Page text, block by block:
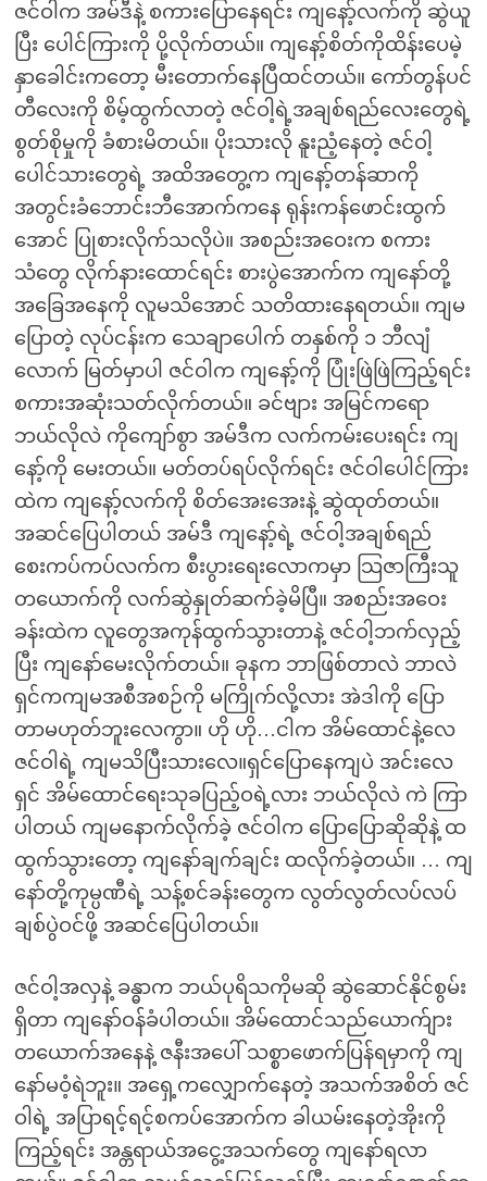
ဇင်ဝါက အမ်ဒီနဲ့ စကားပြောနေရင်း ကျနော့်လက်ကို ဆွဲယူ
ပြီး ပေါင်ကြားကို ပို့လိုက်တယ်။ ကျနော့်စိတ်ကိုထိန်းပေမဲ့
နှာခေါင်းကတော့ မီးတောက်နေပြီထင်တယ်။ ကော်တွန်ပင်
တီလေးကို စိမ့်ထွက်လာတဲ့ ဇင်ဝါ့ရဲ့အချစ်ရည်လေးတွေရဲ့
စွတ်စိုမှုကို ခံစားမိတယ်။ ပိုးသားလို နူးညံ့နေတဲ့ ဇင်ဝါ့
ပေါင်သားတွေရဲ့ အထိအတွေ့က ကျနော့်တန်ဆာကို
အတွင်းခံဘောင်းဘီအောက်ကနေ ရုန်းကန်ဖောင်းထွက်
အောင် ပြုစားလိုက်သလိုပဲ။ အစည်းအဝေးက စကား
သံတွေ လိုက်နားထောင်ရင်း စားပွဲအောက်က ကျနော်တို့
အခြေအနေကို လူမသိအောင် သတိထားနေရတယ်။ ကျမ
ပြောတဲ့ လုပ်ငန်းက သေချာပေါက် တနှစ်ကို ၁ ဘီလျံ
လောက် မြတ်မှာပါ ဇင်ဝါက ကျနော့်ကို ပြုံးဖြဲဖြဲကြည့်ရင်း
စကားအဆုံးသတ်လိုက်တယ်။ ခင်ဗျား အမြင်ကရော
ဘယ်လိုလဲ ကိုကျော်စွာ အမ်ဒီက လက်ကမ်းပေးရင်း ကျ
နော့်ကို မေးတယ်။ မတ်တပ်ရပ်လိုက်ရင်း ဇင်ဝါပေါင်ကြား
ထဲက ကျနော့်လက်ကို စိတ်အေးအေးနဲ့ ဆွဲထုတ်တယ်။
အဆင်ပြေပါတယ် အမ်ဒီ ကျနော့်ရဲ့ ဇင်ဝါ့အချစ်ရည်
စေးကပ်ကပ်လက်က စီးပွားရေးလောကမှာ သြဇာကြီးသူ
တယောက်ကို လက်ဆွဲနှုတ်ဆက်ခဲ့မိပြီ။ အစည်းအဝေး
ခန်းထဲက လူတွေအကုန်ထွက်သွားတာနဲ့ ဇင်ဝါ့ဘက်လှည့်
ပြီး ကျနော်မေးလိုက်တယ်။ ခုနက ဘာဖြစ်တာလဲ ဘာလဲ
ရှင်ကကျမအစီအစဉ်ကို မကြိုက်လို့လား အဲဒါကို ပြော
တာမဟုတ်ဘူးလေကွာ။ ဟို ဟို…ငါက အိမ်ထောင်နဲ့လေ
ဇင်ဝါရဲ့ ကျမသိပြီးသားလေ။ရှင်ပြောနေကျပဲ အင်းလေ
ရှင် အိမ်ထောင်ရေးသုခပြည့်ဝရဲ့လား ဘယ်လိုလဲ ကဲ ကြာ
ပါတယ် ကျမနောက်လိုက်ခဲ့ ဇင်ဝါက ပြောပြောဆိုဆိုနဲ့ ထ
ထွက်သွားတော့ ကျနော်ချက်ချင်း ထလိုက်ခဲ့တယ်။ … ကျ
နော်တို့ကုမ္ပဏီရဲ့ သန့်စင်ခန်းတွေက လွတ်လွတ်လပ်လပ်
ချစ်ပွဲဝင်ဖို့ အဆင်ပြေပါတယ်။
ဇင်ဝါ့အလှနဲ့ ခန္ဓာက ဘယ်ပုရိသကိုမဆို ဆွဲဆောင်နိုင်စွမ်း
ရှိတာ ကျနော်ဝန်ခံပါတယ်။ အိမ်ထောင်သည်ယောက်ျား
တယောက်အနေနဲ့ ဇနီးအပေါ် သစ္စာဖောက်ပြန်ရမှာကို ကျ
နော်မဝံ့ရဲဘူး။ အရှေ့ကလျှောက်နေတဲ့ အသက်အစိတ် ဇင်
ဝါရဲ့ အပြာရင့်ရင့်စကပ်အောက်က ခါယမ်းနေတဲ့အိုးကို
ကြည့်ရင်း အန္တရာယ်အငွေ့အသက်တွေ ကျနော်ရလာ